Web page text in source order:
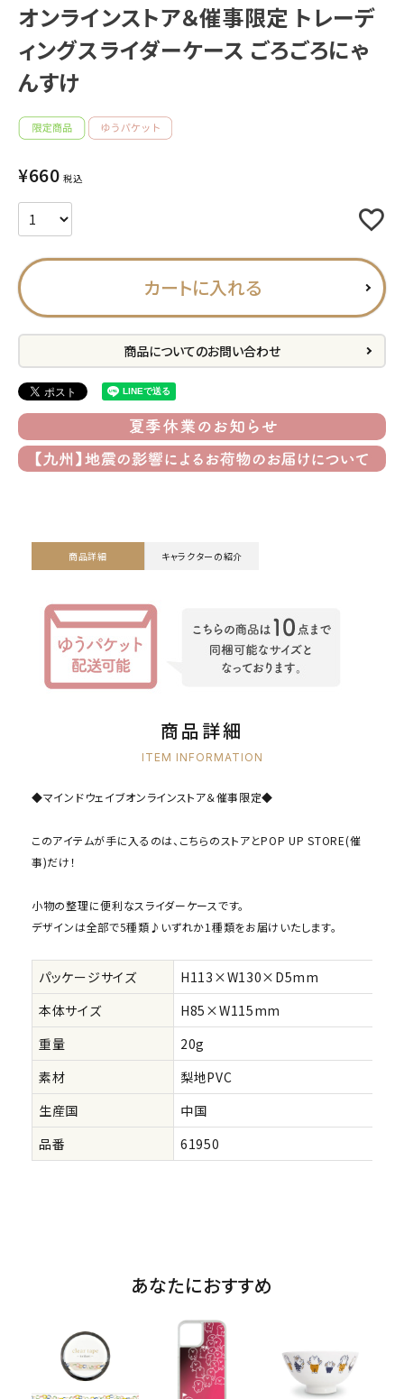
アイテムから探す
INFORMATION
お知らせ
よくあるご質問
プライバシーポリシー
お問い合わせ
ACCOUNT MENU
meeting_room ログイン person 会員登録
オンラインストア＆催事限定 トレーデ
ィングスライダーケース ごろごろにゃ
んすけ
¥660 税込
カートに入れる
商品についてのお問い合わせ
商品詳細 キャラクターの紹介
商品詳細
ITEM INFORMATION
◆マインドウェイブオンラインストア＆催事限定◆
このアイテムが手に入るのは、こちらのストアとPOP UP STORE(催
事)だけ！
小物の整理に便利なスライダーケースです。
デザインは全部で5種類♪いずれか1種類をお届けいたします。
パッケージサイズ
H113×W130×D5mm
本体サイズ
H85×W115mm
重量
20g
素材
梨地PVC
生産国
中国
品番
61950
あなたにおすすめ